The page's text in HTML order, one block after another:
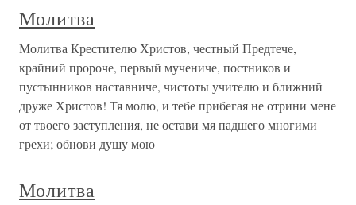
Молитва
Молитва Крестителю Христов, честный Предтече,
крайний пророче, первый мучениче, постников и
пустынников наставниче, чистоты учителю и ближний
друже Христов! Тя молю, и тебе прибегая не отрини мене
от твоего заступления, не остави мя падшего многими
грехи; обнови душу мою
Молитва